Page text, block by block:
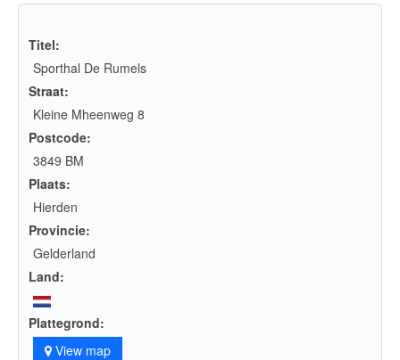
Titel:
Sporthal De Rumels
Straat:
Kleine Mheenweg 8
Postcode:
3849 BM
Plaats:
Hierden
Provincie:
Gelderland
Land:
Plattegrond:
View map